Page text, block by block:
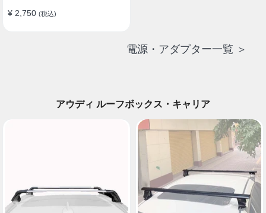
¥ 2,750 (税込)
電源・アダプター一覧 ＞
アウディ ルーフボックス・キャリア